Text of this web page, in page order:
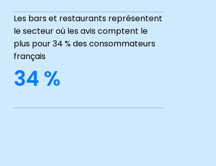
34 %
Les bars et restaurants représentent
le secteur où les avis comptent le
plus pour 34 % des consommateurs
français